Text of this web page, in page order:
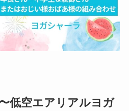
低空エアリアルヨガ